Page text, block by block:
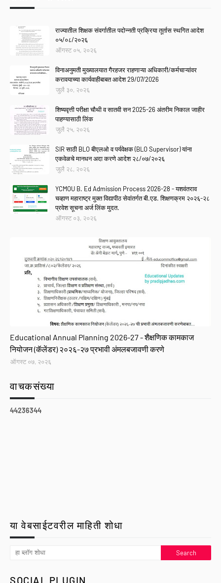
राज्यातील शिक्षक संवर्गातील पदोन्नती प्रक्रिया तूर्तास स्थगित आदेश
०५/०८/२०२६
ऑगस्ट ०५, २०२६
विनाअनुमती मुख्यालयात गैरहजर राहणाऱ्या अधिकारी/कर्मचाऱ्यांवर
करावयाच्या कार्यवाहीबाबत आदेश 29/07/2026
जुलै ३०, २०२६
शिष्यवृत्ती परीक्षा चौथी व सातवी सन 2025-26 अंतरीम निकाल जाहीर
पाहण्यासाठी लिंक
जुलै २५, २०२६
SIR साठी BLO बीएलओ व पर्यवेक्षक (BLO Supervisor) यांना
एकवेळचे मानधन अदा करणे आदेश २८/०७/२०२६
जुलै २८, २०२६
YCMOU B. Ed Admission Process 2026-28 - यशवंतराव
चव्हाण महाराष्ट्र मुक्त विद्यापीठ सेवांतर्गत बी.एड. शिक्षणक्रम २०२६-२८
प्रवेश सूचना अर्ज लिंक मुदत.
ऑगस्ट ०३, २०२६
Educational Annual Planning 2026-27 - शैक्षणिक कामकाज
नियोजन (कॅलेंडर) २०२६-२७ प्रभावी अंमलबजावणी करणे
ऑगस्ट ०७, २०२६
वाचकसंख्या
44236344
या वेबसाईटवरील माहिती शोधा
SOCIAL PLUGIN